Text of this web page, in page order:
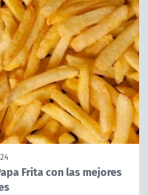
Frita con las mejores